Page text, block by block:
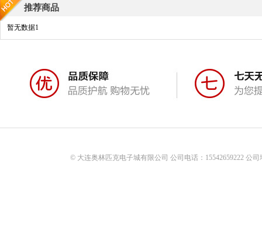
推荐商品
暂无数据1
© 大连奥林匹克电子城有限公司 公司电话：15542659222 公